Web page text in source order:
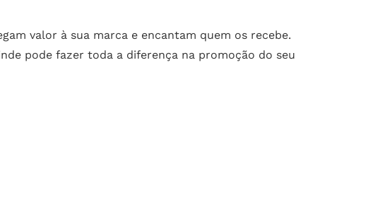
valor à sua marca e encantam quem os recebe.
pode fazer toda a diferença na promoção do seu